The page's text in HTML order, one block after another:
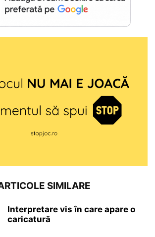
SIMILARE
Interpretare vis în care apare o
caricatură